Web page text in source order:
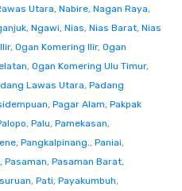
Utara, Nabire, Nagan Raya,
, Ngawi, Nias, Nias Barat, Nias
, Ogan Komering Ilir, Ogan
, Ogan Komering Ulu Timur,
Lawas Utara, Padang
, Pagar Alam, Pakpak
, Palu, Pamekasan,
, Pangkalpinang., Paniai,
, Pasaman, Pasaman Barat,
, Pati, Payakumbuh,